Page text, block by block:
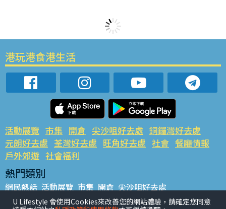
港玩港食港生活
活動展覽 市集 開倉 尖沙咀好去處 銅鑼灣好去處
元朗好去處 荃灣好去處 旺角好去處 社會 餐廳情報
戶外郊遊 社會福利
熱門類別
網民熱話 活動展覽 市集 開倉 尖沙咀好去處
銅鑼灣好去處 元朗好去處 荃灣好去處 旺角好去處 社會
U Lifestyle 會使用Cookies來改善您的網站體驗，請確定您同意